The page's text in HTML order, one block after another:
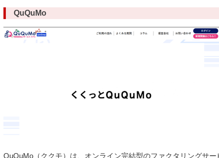
QuQuMo
QuQuMo（ククモ）は、オンライン完結型のファクタリングサ